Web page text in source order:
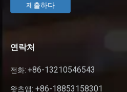
제출하다
연락처
전화: +86-13210546543
왓츠앱: +86-18853158301